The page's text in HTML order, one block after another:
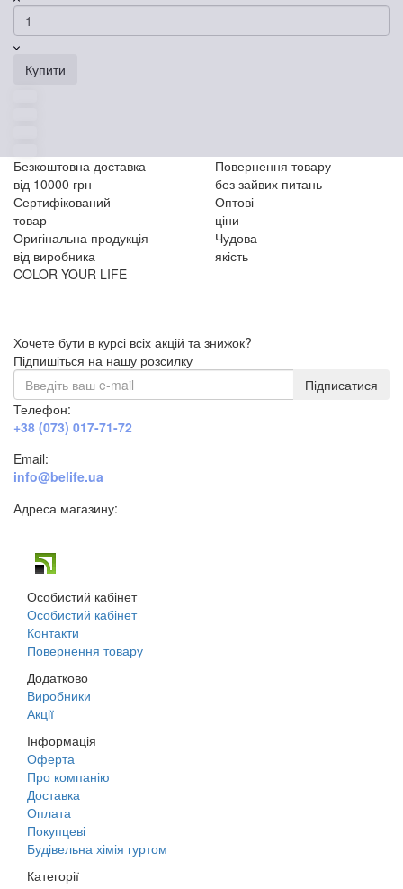
Купити
Безкоштовна доставка
від 10000 грн
Повернення товару
без зайвих питань
Сертифікований
товар
Оптові
ціни
Оригінальна продукція
від виробника
Чудова
якість
COLOR YOUR LIFE
Хочете бути в курсі всіх акцій та знижок?
Підпишіться на нашу розсилку
Підписатися
Телефон:
+38 (073) 017-71-72
Email:
info@belife.ua
Адреса магазину:
Особистий кабінет
Особистий кабінет
Контакти
Повернення товару
Додатково
Виробники
Акції
Інформація
Оферта
Про компанію
Доставка
Оплата
Покупцеві
Будівельна хімія гуртом
Категорії